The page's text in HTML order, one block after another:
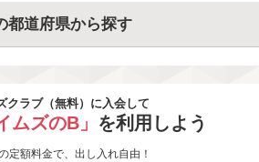
都道府県から探す
クラブ（無料）に入会して
ムズのB」 を利用しよう
定額料金で、出し入れ自由！